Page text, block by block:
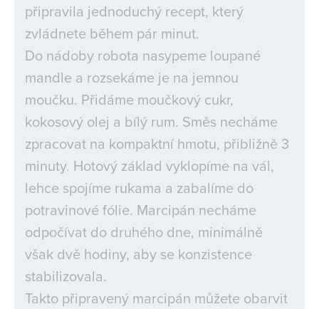
připravila jednoduchý recept, který
zvládnete během pár minut.
Do nádoby robota nasypeme loupané
mandle a rozsekáme je na jemnou
moučku. Přidáme moučkový cukr,
kokosový olej a bílý rum. Směs necháme
zpracovat na kompaktní hmotu, přibližně 3
minuty. Hotový základ vyklopíme na vál,
lehce spojíme rukama a zabalíme do
potravinové fólie. Marcipán necháme
odpočívat do druhého dne, minimálně
však dvě hodiny, aby se konzistence
stabilizovala.
Takto připravený marcipán můžete obarvit